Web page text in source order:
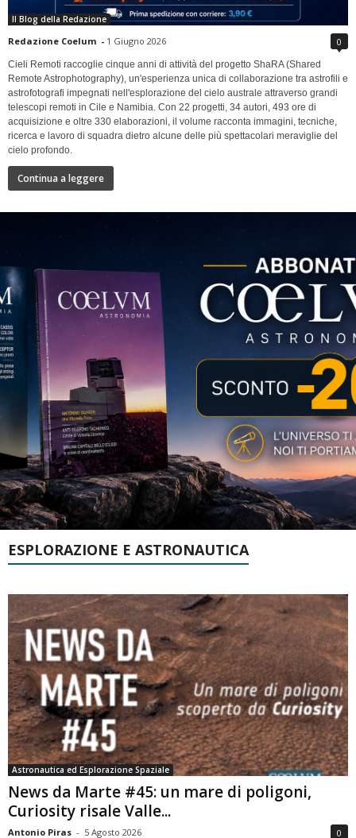
Il Blog della Redazione
Redazione Coelum - 1 Giugno 2026 0
Cieli Remoti raccoglie cinque anni di attività del progetto ShaRA (Shared
Remote Astrophotography), un'esperienza unica di collaborazione tra astrofili e
astrofotografi impegnati nell'esplorazione del cielo australe attraverso grandi
telescopi remoti in Cile e Namibia. Con 22 progetti, 34 autori, 493 ore di
acquisizione e oltre 330 elaborazioni, il volume racconta immagini, tecniche,
ricerca e lavoro di squadra dietro alcune delle più spettacolari meraviglie del
cielo profondo.
Continua a leggere
ESPLORAZIONE E ASTRONAUTICA
Astronautica ed Esplorazione Spaziale
News da Marte #45: un mare di poligoni,
Curiosity risale Valle...
Antonio Piras - 5 Agosto 2026 0